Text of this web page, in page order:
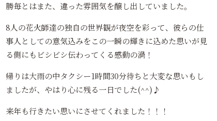
勝毎とはまた、違った雰囲気を醸し出していました。
8人の花火師達の独自の世界観が夜空を彩って、彼らの仕
事人としての意気込みをこの一瞬の輝きに込めた思いが見
る側にもビシビシ伝わってくる感動の渦！
帰りは大雨の中タクシー1時間30分待ちと大変な思いもし
ましたが、やはり心に残る一日でした(^^)♪
来年も行きたい思いにさせてくれました！！！